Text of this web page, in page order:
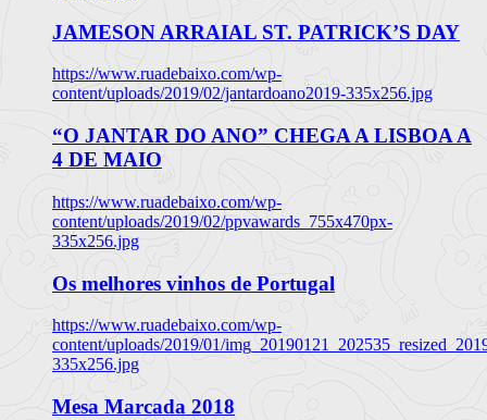
JAMESON ARRAIAL ST. PATRICK’S DAY
https://www.ruadebaixo.com/wp-
content/uploads/2019/02/jantardoano2019-335x256.jpg
“O JANTAR DO ANO” CHEGA A LISBOA A
4 DE MAIO
https://www.ruadebaixo.com/wp-
content/uploads/2019/02/ppvawards_755x470px-
335x256.jpg
Os melhores vinhos de Portugal
https://www.ruadebaixo.com/wp-
content/uploads/2019/01/
335x256.jpg
Mesa Marcada 2018